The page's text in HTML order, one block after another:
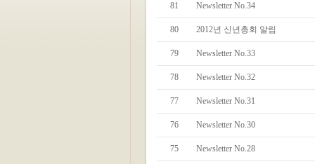
81 Newsletter No.34
80 2012년 신년총회 알림
79 Newsletter No.33
78 Newsletter No.32
77 Newsletter No.31
76 Newsletter No.30
75 Newsletter No.28